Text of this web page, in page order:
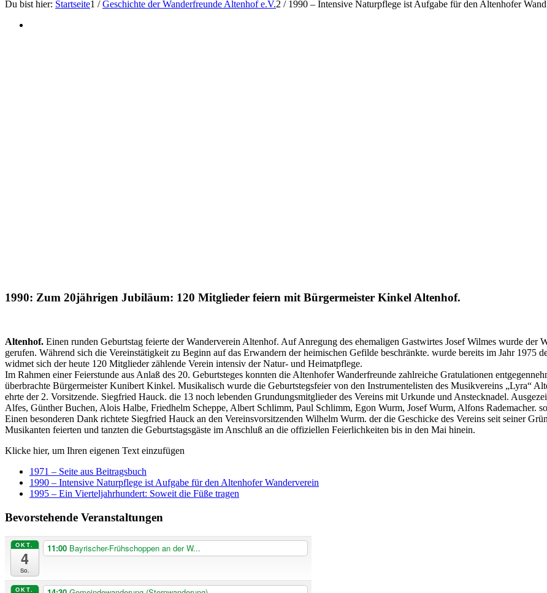
Du bist hier: Startseite1 / Geschichte der Wanderfreunde Altenhof e.V.2 / 1990 – Intensive Naturpflege ist Aufgabe für den Altenhofer
1990: Zum 20jährigen Jubiläum: 120 Mitglieder feiern mit Bürgermeister Kinkel Altenhof.
Altenhof. Einen runden Geburtstag feierte der Wanderverein Altenhof. Auf Anregung des ehemaligen Gastwirtes Josef Wilmes wurde der
gerufen. Während sich die Vereinstätigkeit zu Beginn auf das Erwandern der heimischen Gefilde beschränkte. wurde bereits im Jahr
widmet sich der heute 120 Mitglieder zählende Verein intensiv der Natur- und Heimatpflege.
Im Rahmen einer Feierstunde aus Anlaß des 20. Geburtsteges konnten die Altenhofer Wanderfreunde zahlreiche Gratulationen
überbrachte Bürgermeister Kunibert Kinkel. Musikalisch wurde die Geburtstegsfeier von den Instrumentelisten des Musikvereins „Lyra“
ehrte der 2. Vorsitzende. Siegfried Hauck. die 13 noch lebenden Grundungsmitglieder des Vereins mit Urkunde und Anstecknadel.
Alfes, Günther Buchen, Alois Halbe, Friedhelm Scheppe, Albert Schlimm, Paul Schlimm, Egon Wurm, Josef Wurm, Alfons Rademacher.
Einen besonderen Dank richtete Siegfried Hauck an den Vereinsvorsitzenden Wilhelm Wurm. der die Geschicke des Vereins seit seiner
Musikanten feierten und tanzten die Geburtstagsgäste im Anschluß an die offiziellen Feierlichkeiten bis in den Mai hinein.
Klicke hier, um Ihren eigenen Text einzufügen
1971 – Seite aus Beitragsbuch
1990 – Intensive Naturpflege ist Aufgabe für den Altenhofer Wanderverein
1995 – Ein Vierteljahrhundert: Soweit die Füße tragen
Bevorstehende Veranstaltungen
OKT.
4
So.
11:00 Bayrischer-Frühschoppen an der W...
OKT.